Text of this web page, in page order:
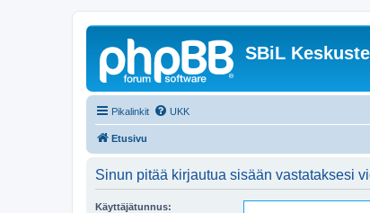
SBiL
Pikalinkit UKK
Etusivu
Sinun pitää kirjautua sisään vastataksesi
Käyttäjätunnus: